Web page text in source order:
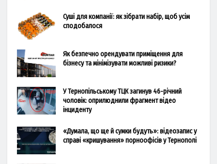
Суші для компанії: як зібрати набір, щоб усім
сподобалося
Як безпечно орендувати приміщення для
бізнесу та мінімізувати можливі ризики?
У Тернопільському ТЦК загинув 46-річний
чоловік: оприлюднили фрагмент відео
інциденту
«Думала, що ще й сумки будуть»: відеозапис у
справі «кришування» порноофісів у Тернополі